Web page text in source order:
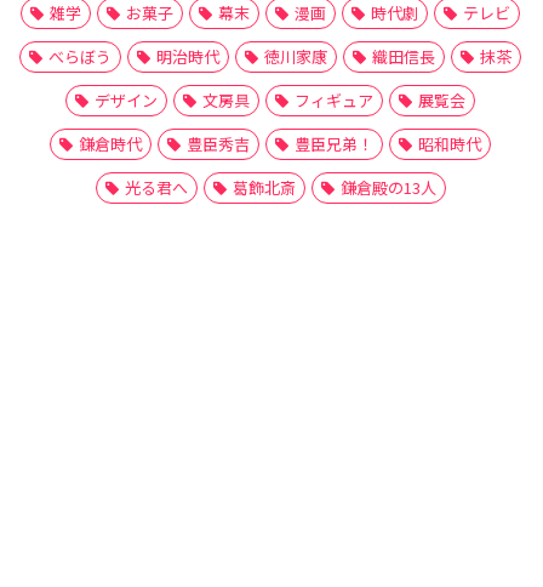
雑学
お菓子 幕末 漫画 時代劇
テレビ
べらぼう
明治時代 徳川家康 織田信長
抹茶
デザイン
文房具 フィギュア
展覧会
鎌倉時代
豊臣秀吉 豊臣兄弟！
昭和時代
光る君へ
葛飾北斎 鎌倉殿の13人